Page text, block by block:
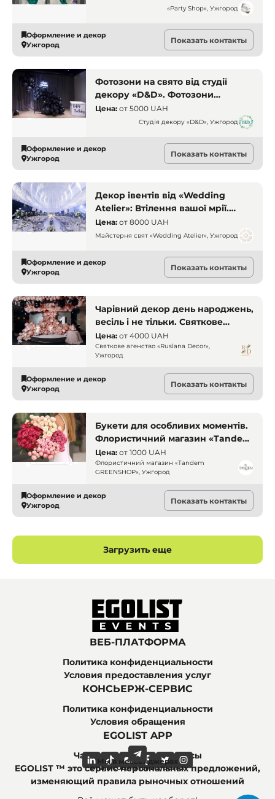
Shop», Ужгород. Декор Ужгород.
«Party Shop», Ужгород
Оформление и декор
Ужгород
Показать контакты
Фотозони на свято від студії
декору «D&D». Фотозони
Ужгород. Фотозони на день
народження Ужгород. Фотозона
на корпоратив Ужгород. Студія
декору «D&D», Ужгород
Цена: от 5000 UAH
Студія декору «D&D», Ужгород
Оформление и декор
Ужгород
Показать контакты
Декор івентів від «Wedding
Atelier»: Втілення вашої мрії.
Майстерня свят «Wedding
Atelier», Ужгород. Декор свят
Ужгород
Цена: от 8000 UAH
Майстерня свят «Wedding Atelier», Ужгород
Оформление и декор
Ужгород
Показать контакты
Чарівний декор день народжень,
весіль і не тільки. Святкове
агенство «Ruslana Decor»,
Ужгород. Декор свят Ужгород.
Декор день народжень Ужгород.
Декор весіль Ужгород.
Оформлення та декор Ужгород
Цена: от 4000 UAH
Святкове агенство «Ruslana Decor»,
Ужгород
Оформление и декор
Ужгород
Показать контакты
Букети для особливих моментів.
Флористичний магазин «Tandem
GREENSHOP», Ужгород. Квіти
Ужгород. Флористика Ужгород.
Букети Ужгород. Оформлення та
декор Ужгород
Цена: от 1000 UAH
Флористичний магазин «Tandem
GREENSHOP», Ужгород
Оформление и декор
Ужгород
Показать контакты
Загрузить еще
ВЕБ-ПЛАТФОРМА
Политика конфиденциальности
Условия предоставления услуг
КОНСЬЕРЖ-СЕРВИС
Политика конфиденциальности
Условия обращения
EGOLIST APP
Часто задаваемые вопросы
Мы в социальных сетях
Мы в мессенджерах
EGOLIST ™ это сервис персональных предложений,
изменяющий правила рыночных отношений